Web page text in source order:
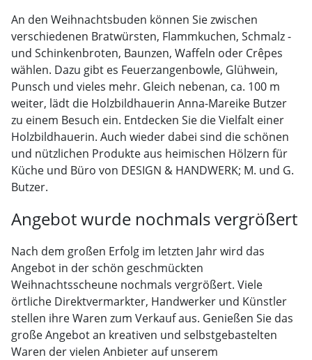
An den Weihnachtsbuden können Sie zwischen
verschiedenen Bratwürsten, Flammkuchen, Schmalz -
und Schinkenbroten, Baunzen, Waffeln oder Crêpes
wählen. Dazu gibt es Feuerzangenbowle, Glühwein,
Punsch und vieles mehr. Gleich nebenan, ca. 100 m
weiter, lädt die Holzbildhauerin Anna-Mareike Butzer
zu einem Besuch ein. Entdecken Sie die Vielfalt einer
Holzbildhauerin. Auch wieder dabei sind die schönen
und nützlichen Produkte aus heimischen Hölzern für
Küche und Büro von DESIGN & HANDWERK; M. und G.
Butzer.
Angebot wurde nochmals vergrößert
Nach dem großen Erfolg im letzten Jahr wird das
Angebot in der schön geschmückten
Weihnachtsscheune nochmals vergrößert. Viele
örtliche Direktvermarkter, Handwerker und Künstler
stellen ihre Waren zum Verkauf aus. Genießen Sie das
große Angebot an kreativen und selbstgebastelten
Waren der vielen Anbieter auf unserem